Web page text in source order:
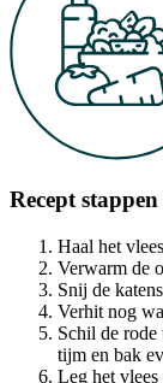
Recept stappen
Haal het
Verwarm de
Snij de
Verhit nog
Schil de
tijm en bak
Leg het